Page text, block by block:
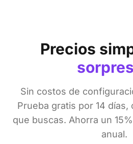
Precios
Sin costos de
Prueba gratis por 14 días,
que buscas. Ahorra un
anual.